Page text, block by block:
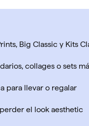
Big Classic y Kits
collages o sets
para llevar o regalar
el look aesthetic